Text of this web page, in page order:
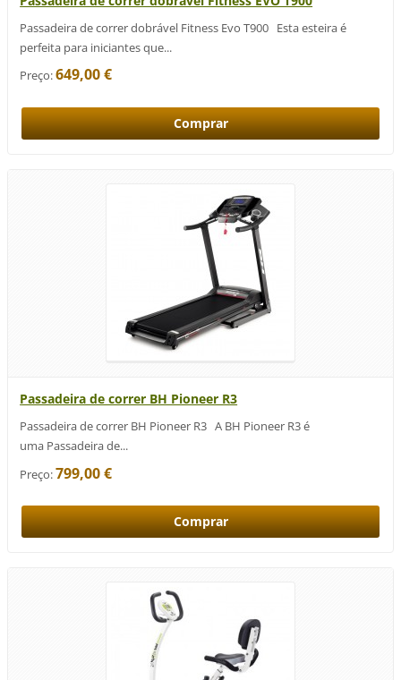
Passadeira de correr dobrável Fitness Evo T900 Esta esteira é
perfeita para iniciantes que...
Preço:649,00 €
Passadeira de correr BH Pioneer R3
Passadeira de correr BH Pioneer R3 A BH Pioneer R3 é
uma Passadeira de...
Preço:799,00 €